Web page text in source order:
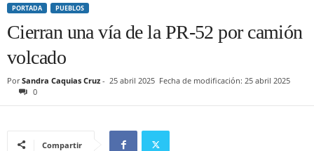
PORTADA PUEBLOS
Cierran una vía de la PR-52 por camión
volcado
Por Sandra Caquias Cruz - 25 abril 2025 Fecha de modificación: 25 abril 2025
0
Compartir